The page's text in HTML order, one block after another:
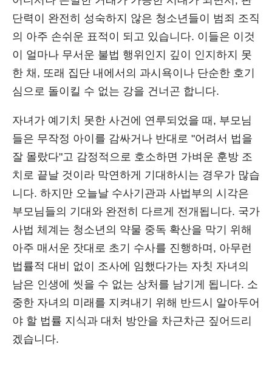
단력이 완전히 성숙하지 않은 청소년들이 범죄 조직
의 아주 손쉬운 표적이 되고 있습니다. 이들은 이것
이 얼마나 무서운 불법 행위인지 깊이 인지하지 못
한 채, 또래 집단 내에서의 과시욕이나 단순한 호기
심으로 돌이킬 수 없는 강을 건너곤 합니다.
자녀가 예기치 못한 사건에 연루되었을 때, 부모님
들은 무작정 아이를 감싸거나 반대로 "어려서 법을
잘 몰랐다"고 감정적으로 호소하면 가벼운 훈방 조
치로 끝날 것이라 막연하게 기대하시는 경우가 많습
니다. 하지만 오늘날 수사기관과 사법부의 시각은
부모님들의 기대와 완전히 다르게 전개됩니다. 국가
사법 체계는 청소년의 약물 중독 확산을 막기 위해
아주 매서운 잣대로 초기 수사를 진행하며, 아무런
법률적 대비 없이 조사에 임했다가는 자칫 자녀의
남은 인생에 씻을 수 없는 상처를 남기게 됩니다. 소
중한 자녀의 미래를 지켜내기 위해 반드시 알아두어
야 할 법률 지식과 대처 방안을 차근차근 짚어드리
겠습니다.